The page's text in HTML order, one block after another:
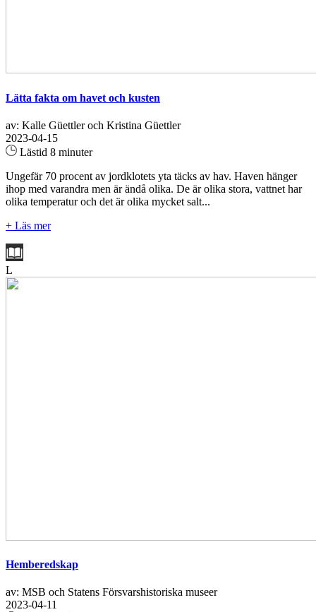
Lätta fakta om havet och kusten
av: Kalle Güettler och Kristina Güettler
2023-04-15
Lästid 8 minuter
Ungefär 70 procent av jordklotets yta täcks av hav. Haven hänger
ihop med varandra men är ändå olika. De är olika stora, vattnet har
olika temperatur och det är olika mycket salt...
+ Läs mer
L
Hemberedskap
av: MSB och Statens Försvarshistoriska museer
2023-04-11